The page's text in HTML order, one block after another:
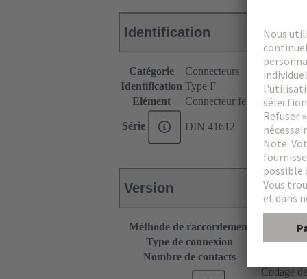
Identification
Catégorie
Connecteurs
Identification Type F
Elément
Connecteur femelle
Série DIN 41612
Version
Méthode de raccordement
Type de connexion
Carte de
Nombre de contacts
Codage